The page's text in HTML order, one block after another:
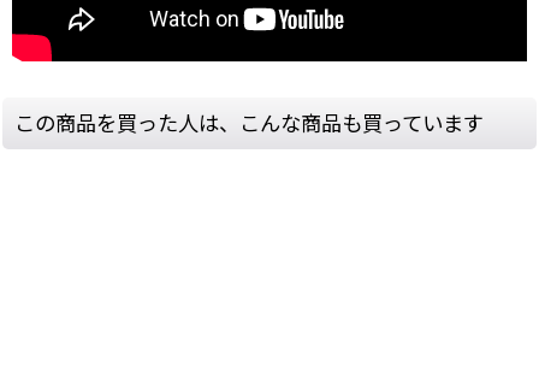
この商品を買った人は、こんな商品も買っています